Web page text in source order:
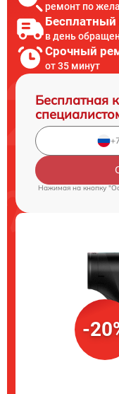
ремонт по
в день
Срочный
от 35 минут
Бесплатная
Нажимая на кнопку
-